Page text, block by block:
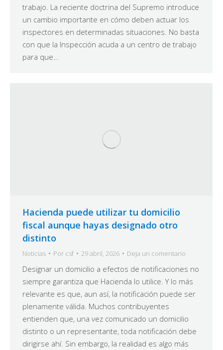
trabajo. La reciente doctrina del Supremo introduce
un cambio importante en cómo deben actuar los
inspectores en determinadas situaciones. No basta
con que la Inspección acuda a un centro de trabajo
para que…
Hacienda puede utilizar tu domicilio
fiscal aunque hayas designado otro
distinto
Noticias Por csf 29 abril, 2026 Deja un comentario
Designar un domicilio a efectos de notificaciones no
siempre garantiza que Hacienda lo utilice. Y lo más
relevante es que, aun así, la notificación puede ser
plenamente válida. Muchos contribuyentes
entienden que, una vez comunicado un domicilio
distinto o un representante, toda notificación debe
dirigirse ahí. Sin embargo, la realidad es algo más